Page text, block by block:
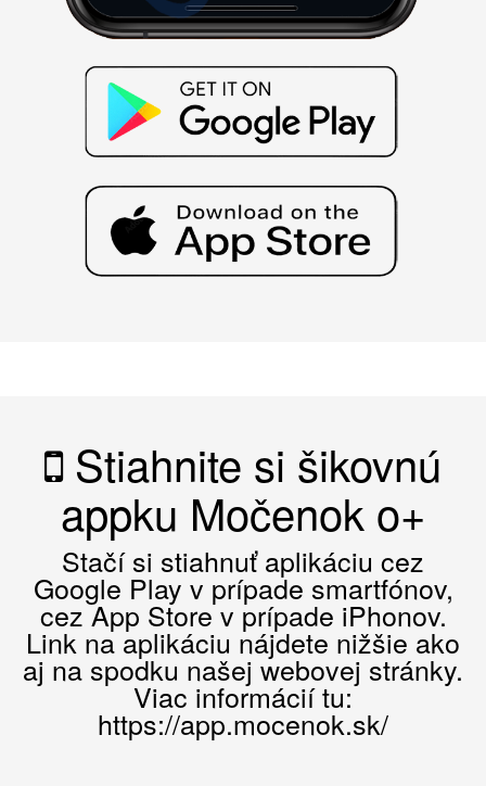
Stiahnite si šikovnú
appku Močenok o+
Stačí si stiahnuť aplikáciu cez
Google Play v prípade smartfónov,
cez App Store v prípade iPhonov.
Link na aplikáciu nájdete nižšie ako
aj na spodku našej webovej stránky.
Viac informácií tu:
https://app.mocenok.sk/